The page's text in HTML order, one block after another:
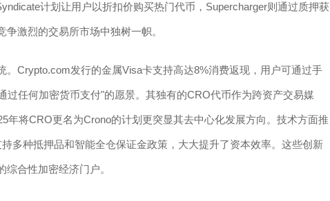
计划让用户以折扣价购买热门代币，Supercharger则通过质押获
激烈的交易所市场中独树一帜。
Crypto.com发行的金属Visa卡支持高达8%消费返现，用户可通过手
任何加密货币支付"的愿景。其独有的CRO代币作为跨资产交易媒
年将CRO更名为Crono的计划更突显其去中心化发展方向。技术方面推
多种抵押品和智能全仓保证金政策，大大提升了资本效率。这些创新
合性加密经济门户。